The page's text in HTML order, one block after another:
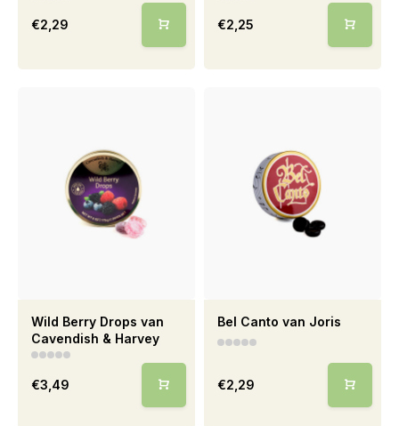
€2,29 €2,25
Wild Berry Drops van
Cavendish & Harvey
€3,49
Bel Canto van Joris
€2,29